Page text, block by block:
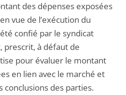
des dépenses exposées
vue de l’exécution du
confié par le syndicat
prescrit, à défaut de
pour évaluer le montant
en lien avec le marché et
conclusions des parties.